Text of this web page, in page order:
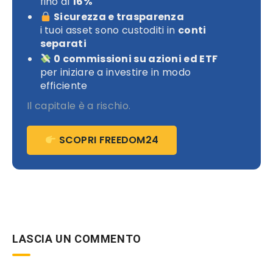
Sicurezza e trasparenza
i tuoi asset sono custoditi in conti
separati
0 commissioni su azioni ed ETF
per iniziare a investire in modo
efficiente
Il capitale è a rischio.
SCOPRI FREEDOM24
LASCIA UN COMMENTO